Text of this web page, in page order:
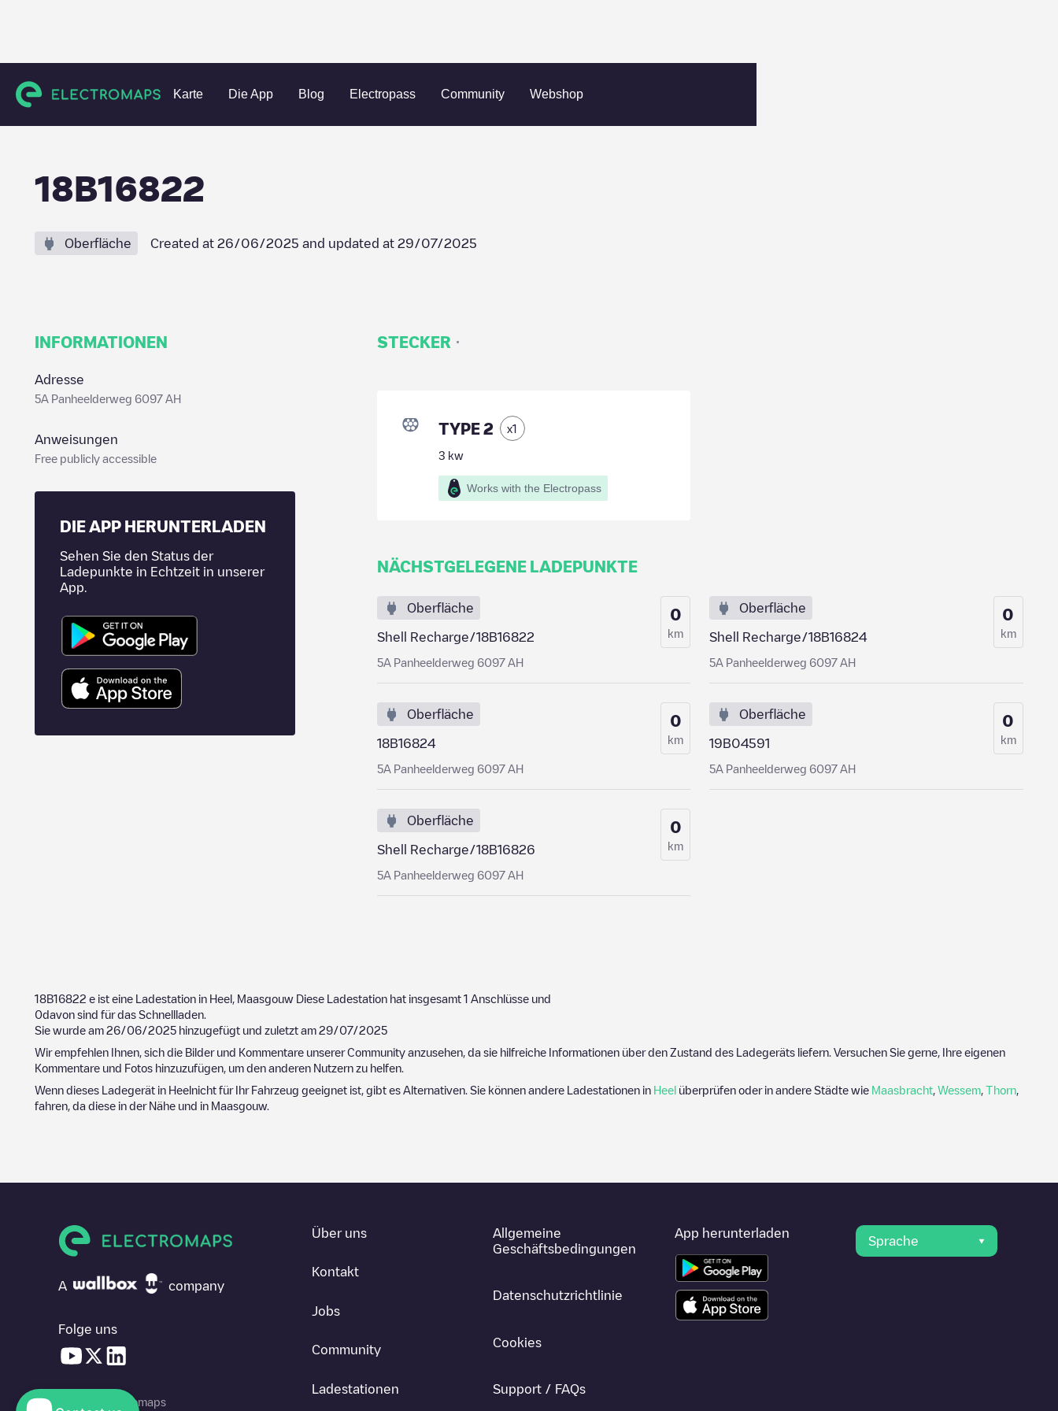
Karte Die App Blog Electropass Community Webshop
Charging stations Niederlande Maasgouw Heel 18B16822
18B16822
Oberfläche Created at 26/06/2025 and updated at 29/07/2025
INFORMATIONEN
Adresse
5A Panheelderweg 6097 AH
Anweisungen
Free publicly accessible
DIE APP HERUNTERLADEN
Sehen Sie den Status der
Ladepunkte in Echtzeit in unserer
App.
STECKER ·
TYPE 2 x1
3 kw
Works with the Electropass
NÄCHSTGELEGENE LADEPUNKTE
Oberfläche
Shell Recharge/18B16822
5A Panheelderweg 6097 AH
0
km
Oberfläche
Shell Recharge/18B16824
5A Panheelderweg 6097 AH
0
km
Oberfläche
18B16824
5A Panheelderweg 6097 AH
0
km
Oberfläche
19B04591
5A Panheelderweg 6097 AH
0
km
Oberfläche
Shell Recharge/18B16826
5A Panheelderweg 6097 AH
0
km
18B16822 e ist eine Ladestation in Heel Maasgouw Diese Ladestation hat insgesamt 1 Anschlüsse und
0davon sind für das Schnellladen.
Sie wurde am 26/06/2025 hinzugefügt und zuletzt am 29/07/2025
Wir empfehlen Ihnen, sich die Bilder und Kommentare unserer Community anzusehen, da sie hilfreiche Informationen über den Zustand des Ladegeräts liefern. Versuchen Sie gerne, Ihre eigenen
Kommentare und Fotos hinzuzufügen, um den anderen Nutzern zu helfen.
Wenn dieses Ladegerät in Heel nicht für Ihr Fahrzeug geeignet ist, gibt es Alternativen. Sie können andere Ladestationen in Heel überprüfen oder in andere Städte wie Maasbracht Wessem Thorn
fahren, da diese in der Nähe und in Maasgouw.
A company
Folge uns
© 2026 Electromaps
Über uns
Kontakt
Jobs
Community
Ladestationen
Allgemeine
Geschäftsbedingungen
Datenschutzrichtlinie
Cookies
Support / FAQs
App herunterladen
Sprache